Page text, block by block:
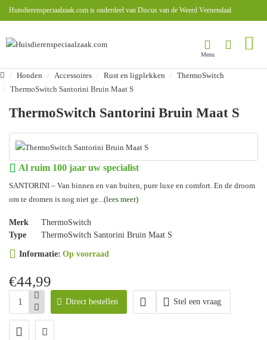
Huisdierenspeciaalzaak.com is onderdeel van Discus van de Weerd Veenendaal
Honden Accessoires Rust en ligplekken
ThermoSwitch
ThermoSwitch Santorini Bruin Maat S
ThermoSwitch Santorini Bruin Maat S
Al ruim 100 jaar uw specialist
SANTORINI – Van binnen en van buiten, pure luxe en comfort. En de droom
om te dromen is nog niet ge...(lees meer)
Merk
ThermoSwitch
Type
ThermoSwitch Santorini Bruin Maat S
Informatie: Op voorraad
€44,99
Direct bestellen Stel een vraag